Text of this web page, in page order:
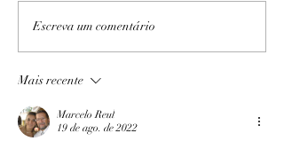
Escreva um comentário
Mais recente
Marcelo Reul
19 de ago. de 2022